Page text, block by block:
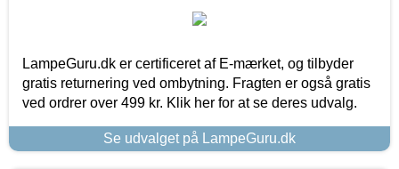
LampeGuru.dk er certificeret af E-mærket, og tilbyder
gratis returnering ved ombytning. Fragten er også gratis
ved ordrer over 499 kr. Klik her for at se deres udvalg.
Se udvalget på LampeGuru.dk